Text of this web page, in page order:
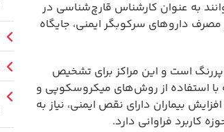
به عنوان کارشناس قارچ‌شناسی در
داروهای سرکوبگر ایمنی، جایگاه
پررنگ است و این مراکز برای تشخیص
استفاده از روش‌های میکروسکوپی و
بیماران دارای نقص ایمنی، نیاز به
فراوانی دارد.